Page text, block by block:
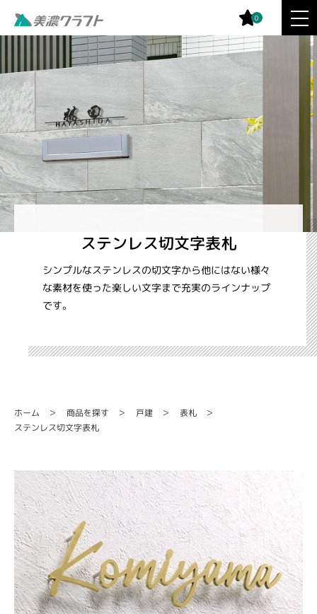
0
ステンレス切文字表札
シンプルなステンレスの切文字から他にはない様々
な素材を使った楽しい文字まで充実のラインナップ
です。
ホーム 商品を探す 戸建 表札
ステンレス切文字表札